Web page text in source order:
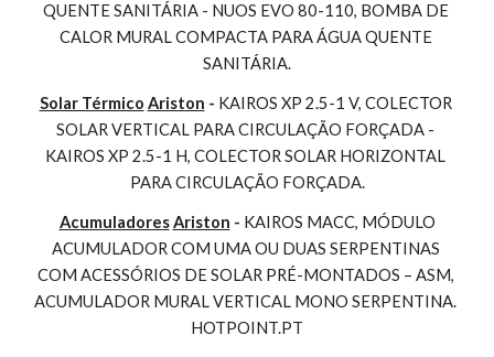
QUENTE SANITÁRIA - NUOS EVO 80-110, BOMBA DE
CALOR MURAL COMPACTA PARA ÁGUA QUENTE
SANITÁRIA.
Solar Térmico Ariston - KAIROS XP 2.5-1 V, COLECTOR
SOLAR VERTICAL PARA CIRCULAÇÃO FORÇADA -
KAIROS XP 2.5-1 H, COLECTOR SOLAR HORIZONTAL
PARA CIRCULAÇÃO FORÇADA.
Acumuladores Ariston - KAIROS MACC, MÓDULO
ACUMULADOR COM UMA OU DUAS SERPENTINAS
COM ACESSÓRIOS DE SOLAR PRÉ-MONTADOS – ASM,
ACUMULADOR MURAL VERTICAL MONO SERPENTINA.
HOTPOINT.PT